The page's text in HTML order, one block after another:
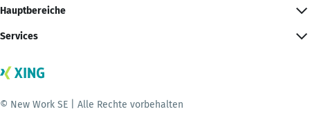
Hauptbereiche
Services
© New Work SE | Alle Rechte vorbehalten